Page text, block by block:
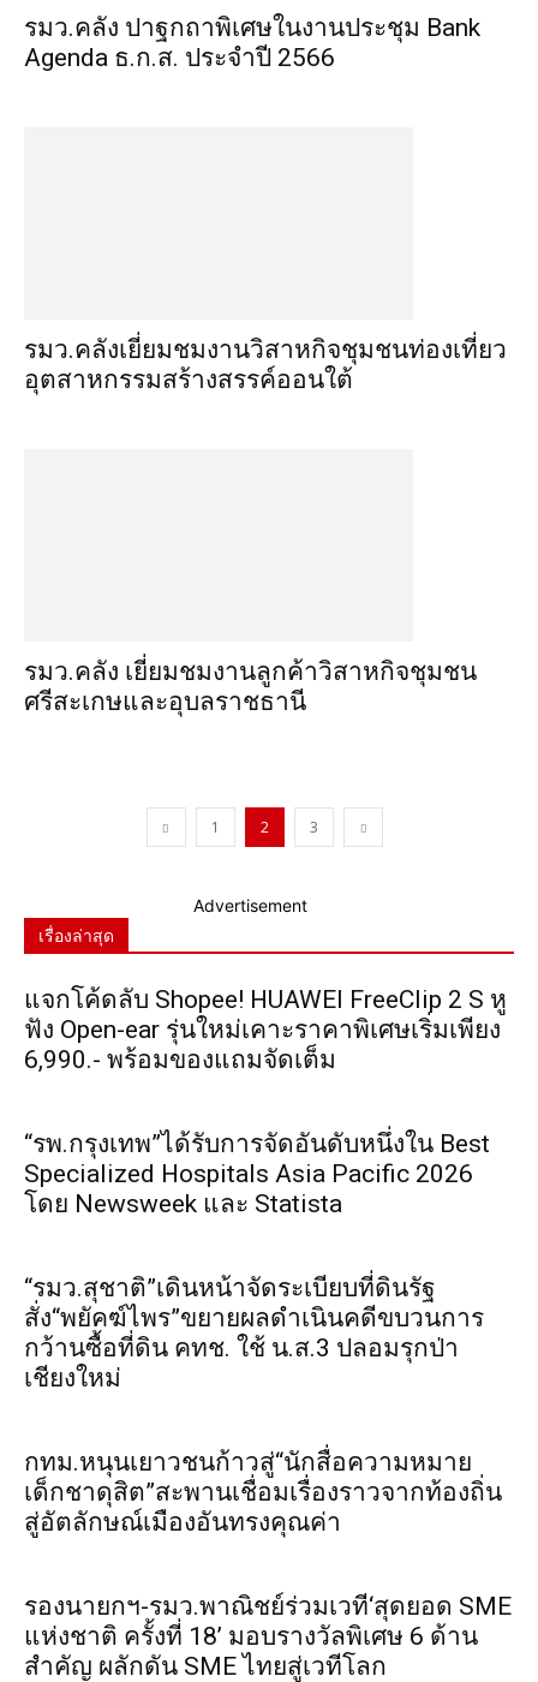
รมว.คลัง ปาฐกถาพิเศษในงานประชุม Bank
Agenda ธ.ก.ส. ประจำปี 2566
รมว.คลังเยี่ยมชมงานวิสาหกิจชุมชนท่องเที่ยว
อุตสาหกรรมสร้างสรรค์ออนใต้
รมว.คลัง เยี่ยมชมงานลูกค้าวิสาหกิจชุมชน
ศรีสะเกษและอุบลราชธานี
1 2 3
Advertisement
เรื่องล่าสุด
แจกโค้ดลับ Shopee! HUAWEI FreeClip 2 S หู
ฟัง Open-ear รุ่นใหม่เคาะราคาพิเศษเริ่มเพียง
6,990.- พร้อมของแถมจัดเต็ม
“รพ.กรุงเทพ”ได้รับการจัดอันดับหนึ่งใน Best
Specialized Hospitals Asia Pacific 2026
โดย Newsweek และ Statista
“รมว.สุชาติ”เดินหน้าจัดระเบียบที่ดินรัฐ
สั่ง“พยัคฆ์ไพร”ขยายผลดำเนินคดีขบวนการ
กว้านซื้อที่ดิน คทช. ใช้ น.ส.3 ปลอมรุกป่า
เชียงใหม่
กทม.หนุนเยาวชนก้าวสู่“นักสื่อความหมาย
เด็กชาดุสิต”สะพานเชื่อมเรื่องราวจากท้องถิ่น
สู่อัตลักษณ์เมืองอันทรงคุณค่า
รองนายกฯ-รมว.พาณิชย์ร่วมเวที‘สุดยอด SME
แห่งชาติ ครั้งที่ 18’ มอบรางวัลพิเศษ 6 ด้าน
สำคัญ ผลักดัน SME ไทยสู่เวทีโลก